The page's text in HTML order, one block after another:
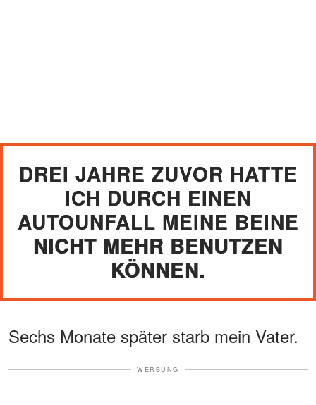
DREI JAHRE ZUVOR HATTE
ICH DURCH EINEN
AUTOUNFALL MEINE BEINE
NICHT MEHR BENUTZEN
KÖNNEN.
Sechs Monate später starb mein Vater.
WERBUNG